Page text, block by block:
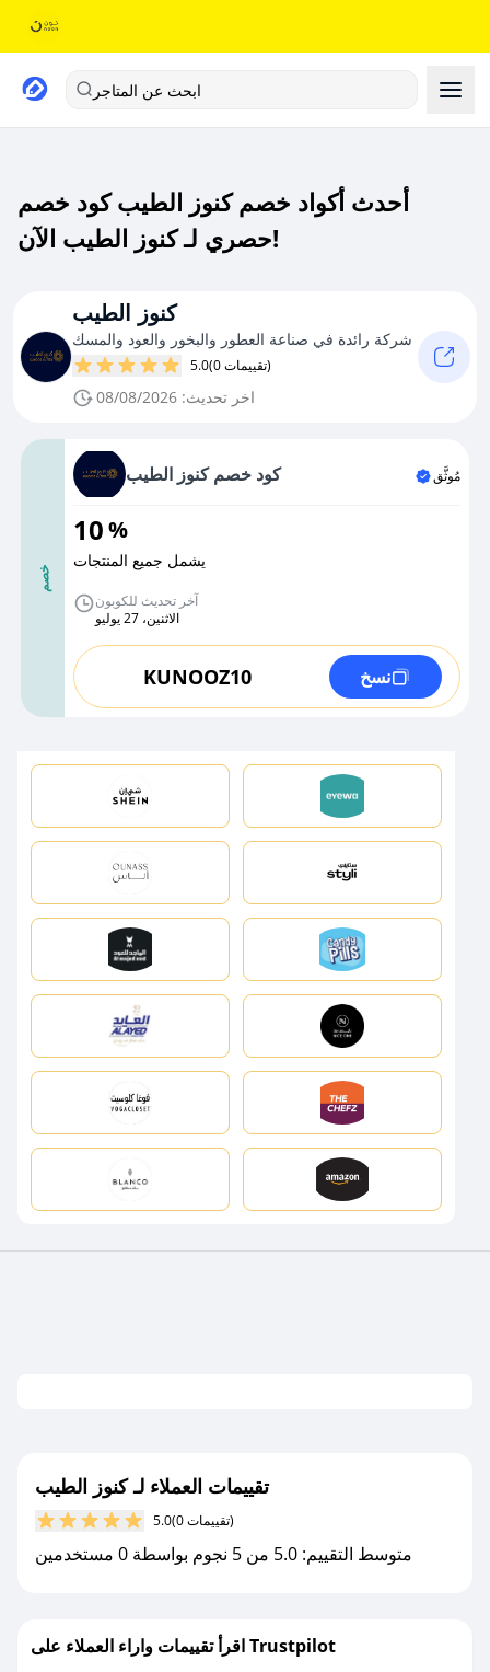
ابحث عن المتاجر
أحدث أكواد خصم كنوز الطيب كود خصم
حصري لـ كنوز الطيب الآن!
كنوز الطيب
شركة رائدة في صناعة العطور والبخور والعود والمسك
5.0 (0 تقييمات)
اخر تحديث: 08/08/2026
خصم
كود خصم كنوز الطيب مُوثَّق
10%
يشمل جميع المنتجات
آخر تحديث للكوبون
الاثنين، 27 يوليو
KUNOOZ10 نسخ
تقييمات العملاء لـ كنوز الطيب
5.0 (0 تقييمات)
متوسط التقييم: 5.0 من 5 نجوم بواسطة 0 مستخدمين
اقرأ تقييمات واراء العملاء على Trustpilot